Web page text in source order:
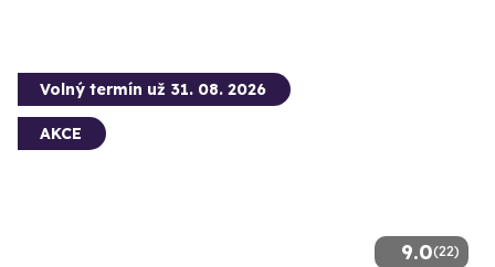
9.0(22)
Volný termín už 31. 08. 2026
AKCE